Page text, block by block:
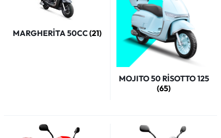
MARGHERİTA 50CC(21)
MOJITO 50 RİSOTTO 125
(65)